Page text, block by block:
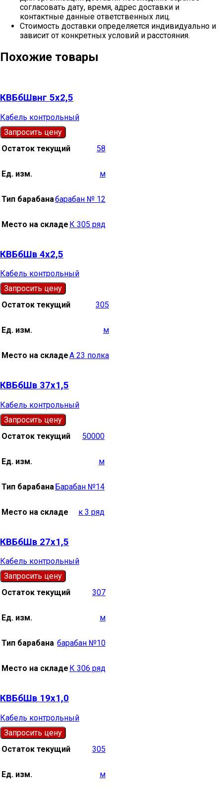
согласовать дату, время, адрес доставки и
контактные данные ответственных лиц.
Стоимость доставки определяется индивидуально и
зависит от конкретных условий и расстояния.
Похожие товары
КВБбШвнг 5х2,5
Кабель контрольный
Запросить цену
Остаток текущий
58
Ед. изм. м
Тип барабанабарабан № 12
Место на складе К 305 ряд
КВБбШв 4х2,5
Кабель контрольный
Запросить цену
Остаток текущий
305
Ед. изм. м
Место на складеА 23 полка
КВБбШв 37х1,5
Кабель контрольный
Запросить цену
Остаток текущий
50000
Ед. изм. м
Тип барабанаБарабан №14
Место на складе к 3 ряд
КВБбШв 27х1,5
Кабель контрольный
Запросить цену
Остаток текущий
307
Ед. изм. м
Тип барабана барабан №10
Место на складе К 306 ряд
КВБбШв 19х1,0
Кабель контрольный
Запросить цену
Остаток текущий
305
Ед. изм. м